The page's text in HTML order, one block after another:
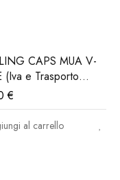
CAPS MUA V-
(Iva e Trasporto
€
al carrello